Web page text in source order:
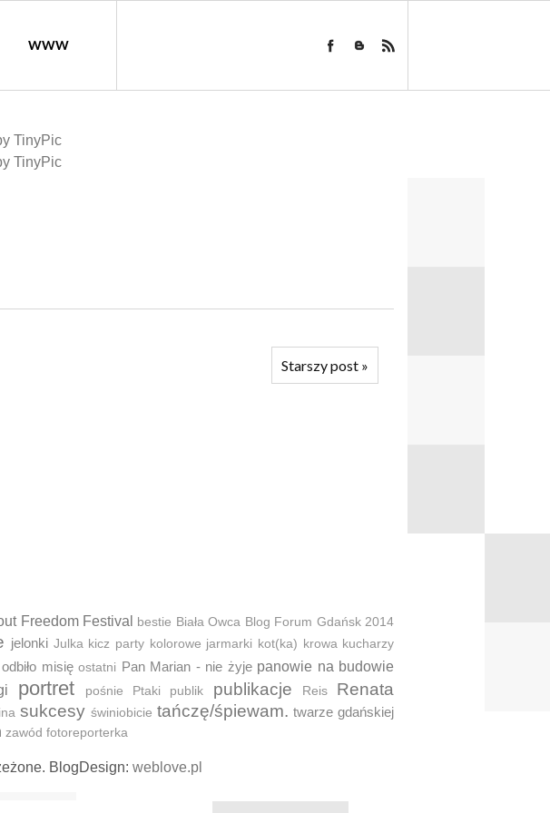
WWW
Starszy post »
Freedom Festival bestie Biała Owca Blog Forum Gdańsk 2014
jelonki Julka kicz party kolorowe jarmarki kot(ka) krowa kucharzy
odbiło misię ostatni Pan Marian - nie żyje panowie na budowie
portret pośnie Ptaki publik publikacje Reis
Renata
sukcesy świniobicie tańczę/śpiewam. twarze gdańskiej
zawód fotoreporterka
BlogDesign: weblove.pl